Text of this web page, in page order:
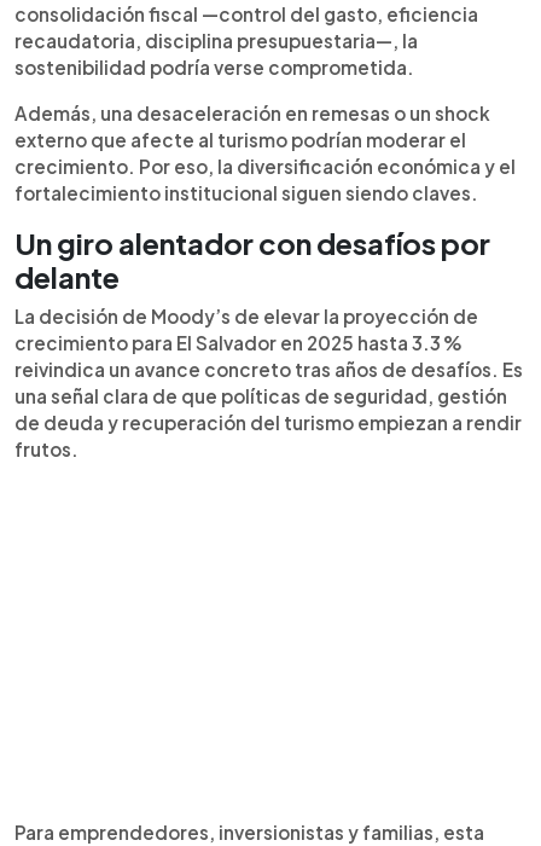
consolidación fiscal —control del gasto, eficiencia
recaudatoria, disciplina presupuestaria—, la
sostenibilidad podría verse comprometida.
Además, una desaceleración en remesas o un shock
externo que afecte al turismo podrían moderar el
crecimiento. Por eso, la diversificación económica y el
fortalecimiento institucional siguen siendo claves.
Un giro alentador con desafíos por
delante
La decisión de Moody’s de elevar la proyección de
crecimiento para El Salvador en 2025 hasta 3.3 %
reivindica un avance concreto tras años de desafíos. Es
una señal clara de que políticas de seguridad, gestión
de deuda y recuperación del turismo empiezan a rendir
frutos.
Para emprendedores, inversionistas y familias, esta